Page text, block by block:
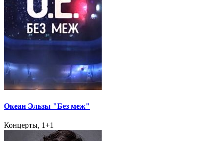
Океан Эльзы "Без меж"
Концерты, 1+1